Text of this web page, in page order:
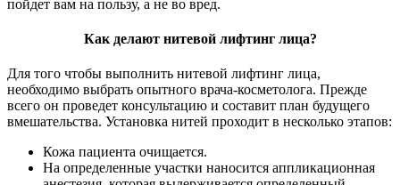
пойдет вам на пользу, а не во вред.
Как делают нитевой лифтинг лица?
Для того чтобы выполнить нитевой лифтинг лица,
необходимо выбрать опытного врача-косметолога. Прежде
всего он проведет консультацию и составит план будущего
вмешательства. Установка нитей проходит в несколько этапов:
Кожа пациента очищается.
На определенные участки наносится аппликационная